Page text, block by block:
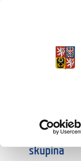
Úvodní
republika
skupina